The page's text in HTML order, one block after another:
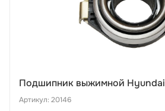
Подшипник выжимной Hyundai
Артикул: 20146